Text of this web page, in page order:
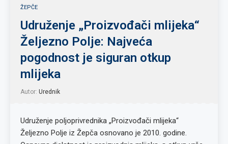
ŽEPČE
Udruženje „Proizvođači mlijeka“
Željezno Polje: Najveća
pogodnost je siguran otkup
mlijeka
Autor: Urednik
Udruženje poljoprivrednika „Proizvođači mlijeka“
Željezno Polje iz Žepča osnovano je 2010. godine.